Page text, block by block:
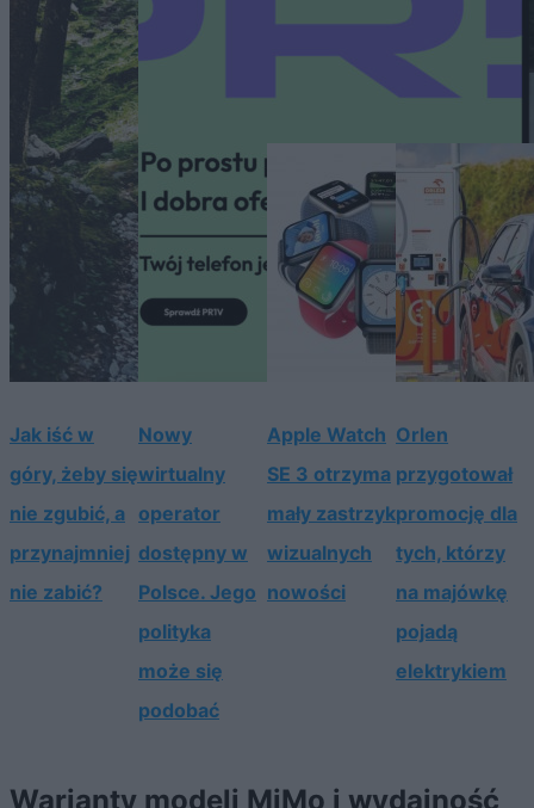
Jak iść w
góry, żeby się
nie zgubić, a
przynajmniej
nie zabić?
Nowy
wirtualny
operator
dostępny w
Polsce. Jego
polityka
może się
podobać
Apple Watch
SE 3 otrzyma
mały zastrzyk
wizualnych
nowości
Orlen
przygotował
promocję dla
tych, którzy
na majówkę
pojadą
elektrykiem
Warianty modeli MiMo i wydajność